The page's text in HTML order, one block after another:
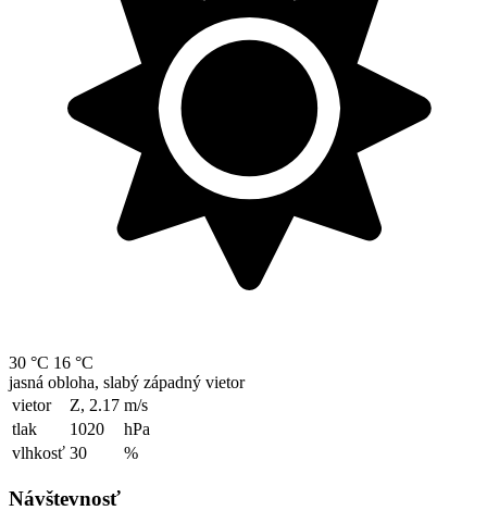
30 °C 16 °C
jasná obloha, slabý západný vietor
vietor
Z, 2.17 m/s
tlak
1020
hPa
vlhkosť 30 %
Návštevnosť